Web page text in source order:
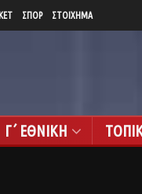
ΣΠΟΡ ΣΤΟΙΧΗΜΑ
Γ΄ ΕΘΝΙΚΗ